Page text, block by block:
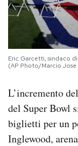
Eric Garcetti, sindaco
(AP Photo/Marcio Jose
L’incremento
del Super Bowl
biglietti per un
Inglewood,